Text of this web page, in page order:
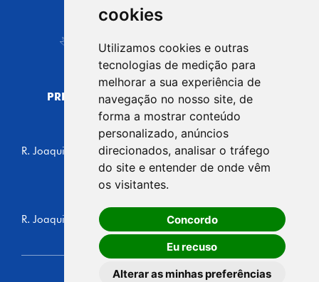
cookies
Utilizamos cookies e outras
tecnologias de medição para
melhorar a sua experiência de
navegação no nosso site, de
forma a mostrar conteúdo
personalizado, anúncios
direcionados, analisar o tráfego
do site e entender de onde vêm
os visitantes.
Concordo
Eu recuso
Alterar as minhas preferências
CIDADE DE
Carapicuíba
PREFEITURA MUNICIPAL DE CARAPICUÍBA
CNPJ: 44.892.693/0001-40
CENTRO ADMINISTRATIVO
R. Joaquim das Neves, 211 - Vila Caldas, Carapicuíba/SP
CEP: 06310-030, Brasil
Telefone: 4164-5500
GABINETE DO PREFEITO
R. Joaquim das Neves, 205 - Vila Caldas, Carapicuíba/SP
CEP: 06310-030, Brasil